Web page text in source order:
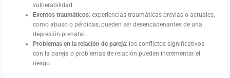
vulnerabilidad.
Eventos traumáticos: experiencias traumáticas previas o actuales,
como abuso o pérdidas, pueden ser desencadenantes de una
depresión prenatal.
Problemas en la relación de pareja: los conflictos significativos
con la pareja o problemas de relación pueden incrementar el
riesgo.